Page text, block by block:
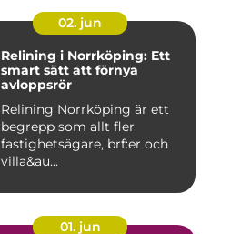
02. jun
Relining i Norrköping: Ett
smart sätt att förnya
avloppsrör
Relining Norrköping är ett
begrepp som allt fler
fastighetsägare, brf:er och
villa&au...
01. jun